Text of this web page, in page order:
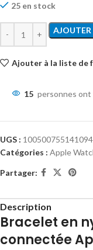
25 en stock
AJOUTER
Ajouter à la liste de
15 personnes ont
UGS :
Catégories : Apple
Partager:
Description
Bracelet en
connectée